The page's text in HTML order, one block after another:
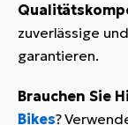
zuverlässige
garantieren.
Brauchen Sie
Bikes?